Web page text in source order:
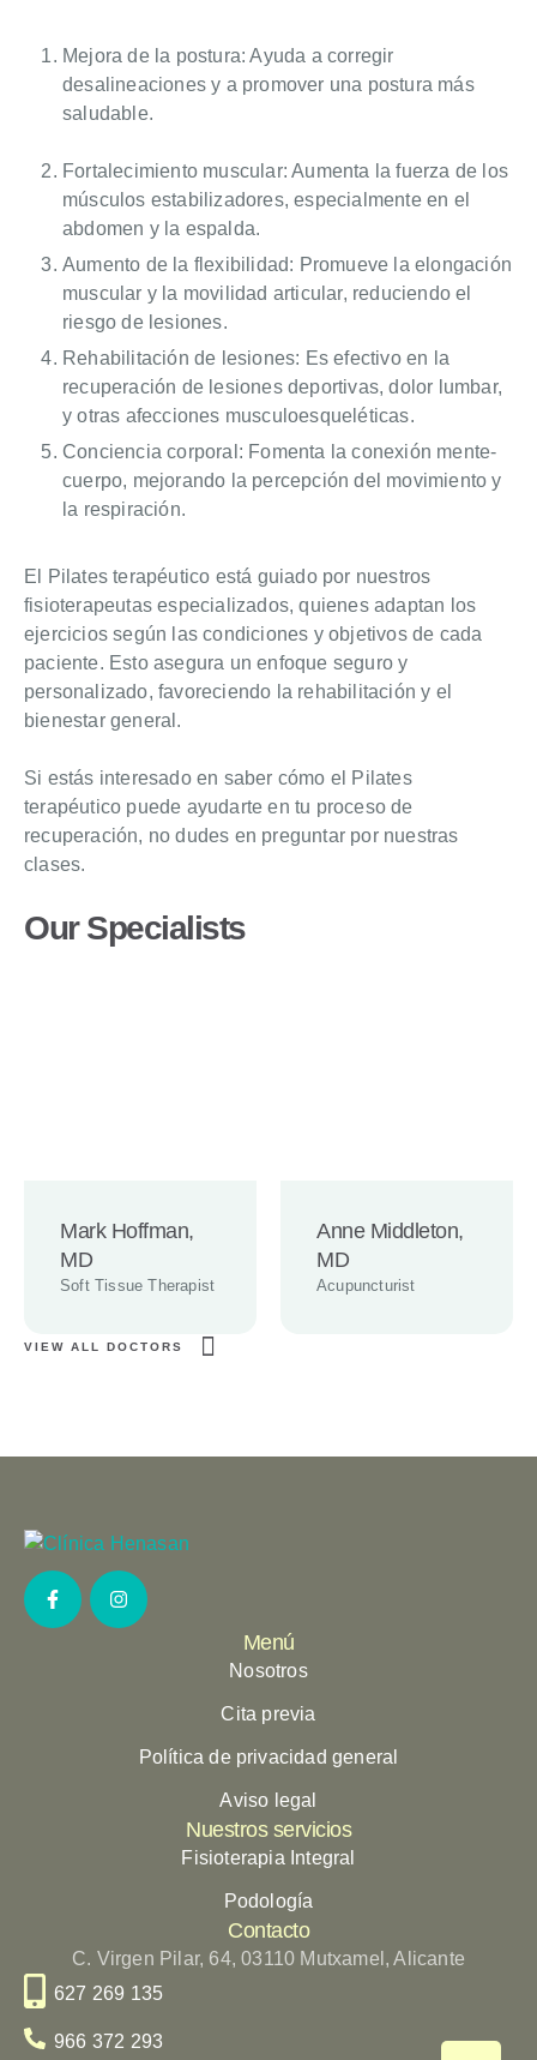
Mejora de la postura: Ayuda a corregir
desalineaciones y a promover una postura más
saludable.
Fortalecimiento muscular: Aumenta la fuerza de los
músculos estabilizadores, especialmente en el
abdomen y la espalda.
Aumento de la flexibilidad: Promueve la elongación
muscular y la movilidad articular, reduciendo el
riesgo de lesiones.
Rehabilitación de lesiones: Es efectivo en la
recuperación de lesiones deportivas, dolor lumbar,
y otras afecciones musculoesqueléticas.
Conciencia corporal: Fomenta la conexión mente-
cuerpo, mejorando la percepción del movimiento y
la respiración.
El Pilates terapéutico está guiado por nuestros
fisioterapeutas especializados, quienes adaptan los
ejercicios según las condiciones y objetivos de cada
paciente. Esto asegura un enfoque seguro y
personalizado, favoreciendo la rehabilitación y el
bienestar general.
Si estás interesado en saber cómo el Pilates
terapéutico puede ayudarte en tu proceso de
recuperación, no dudes en preguntar por nuestras
clases.
Our Specialists
Mark Hoffman,
MD
Soft Tissue Therapist
Anne Middleton,
MD
Acupuncturist
VIEW ALL DOCTORS
Menú
Nosotros
Cita previa
Política de privacidad general
Aviso legal
Nuestros servicios
Fisioterapia Integral
Podología
Contacto
C. Virgen Pilar, 64, 03110 Mutxamel, Alicante
627 269 135
966 372 293